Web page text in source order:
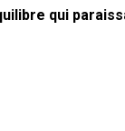
qui